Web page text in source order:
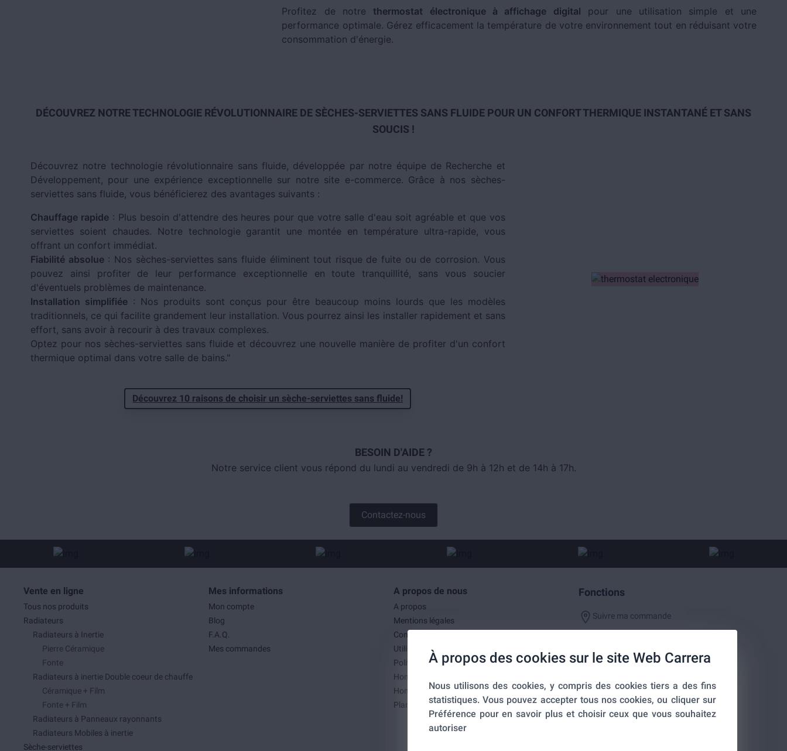
À propos des cookies sur le site Web Carrera
Nous utilisons des cookies, y compris des cookies tiers a des fins
statistiques. Vous pouvez accepter tous nos cookies, ou cliquer sur
Préférence pour en savoir plus et choisir ceux que vous souhaitez
autoriser
Profitez de notre thermostat électronique à affichage digital pour une utilisation simple et une
performance optimale. Gérez efficacement la température de votre environnement tout en réduisant votre
consommation d'énergie.
DÉCOUVREZ NOTRE TECHNOLOGIE RÉVOLUTIONNAIRE DE SÈCHES-SERVIETTES SANS FLUIDE POUR UN CONFORT THERMIQUE INSTANTANÉ ET SANS
SOUCIS !
Découvrez notre technologie révolutionnaire sans fluide, développée par notre équipe de Recherche et
Développement, pour une expérience exceptionnelle sur notre site e-commerce. Grâce à nos sèches-
serviettes sans fluide, vous bénéficierez des avantages suivants :
Chauffage rapide: Plus besoin d'attendre des heures pour que votre salle d'eau soit agréable et que vos
serviettes soient chaudes. Notre technologie garantit une montée en température ultra-rapide, vous
offrant un confort immédiat.
Fiabilité absolue: Nos sèches-serviettes sans fluide éliminent tout risque de fuite ou de corrosion. Vous
pouvez ainsi profiter de leur performance exceptionnelle en toute tranquillité, sans vous soucier
d'éventuels problèmes de maintenance.
Installation simplifiée: Nos produits sont conçus pour être beaucoup moins lourds que les modèles
traditionnels, ce qui facilite grandement leur installation. Vous pourrez ainsi les installer rapidement et sans
effort, sans avoir à recourir à des travaux complexes.
Optez pour nos sèches-serviettes sans fluide et découvrez une nouvelle manière de profiter d'un confort
thermique optimal dans votre salle de bains."
Découvrez 10 raisons de choisir un sèche-serviettes sans fluide!
BESOIN D'AIDE ?
Notre service client vous répond du lundi au vendredi de 9h à 12h et de 14h à 17h.
Contactez-nous
Vente en ligne
Tous nos produits
Radiateurs
Radiateurs à Inertie
Pierre Céramique
Fonte
Radiateurs à inertie Double coeur de chauffe
Céramique + Film
Fonte + Film
Radiateurs à Panneaux rayonnants
Radiateurs Mobiles à inertie
Sèche-serviettes
Mes informations
Mon compte
Blog
F.A.Q.
Mes commandes
A propos de nous
A propos
Mentions légales
Conditions générales de ventes
Utilisation des cookies
Politique de confidentialité
Home-SmartLink
Home-SmartLink : Politique de confidentialité
Plan du site
Fonctions
Suivre ma commande